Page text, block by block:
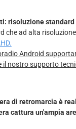
risoluzione
che ad alta
Android
il nostro supporto
di retromarcia è
cattura un'ampia